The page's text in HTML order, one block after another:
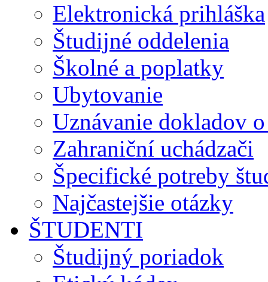
Elektronická prihláška
Študijné oddelenia
Školné a poplatky
Ubytovanie
Uznávanie dokladov
Zahraniční uchádzači
Špecifické potreby
Najčastejšie otázky
ŠTUDENTI
Študijný poriadok